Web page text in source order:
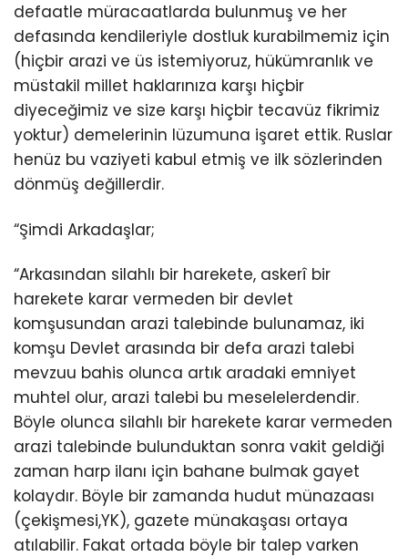
defaatle müracaatlarda bulunmuş ve her
defasında kendileriyle dostluk kurabilmemiz için
(hiçbir arazi ve üs istemiyoruz, hükümranlık ve
müstakil millet haklarınıza karşı hiçbir
diyeceğimiz ve size karşı hiçbir tecavüz fikrimiz
yoktur) demelerinin lüzumuna işaret ettik. Ruslar
henüz bu vaziyeti kabul etmiş ve ilk sözlerinden
dönmüş değillerdir.
“Şimdi Arkadaşlar;
“Arkasından silahlı bir harekete, askerî bir
harekete karar vermeden bir devlet
komşusundan arazi talebinde bulunamaz, iki
komşu Devlet arasında bir defa arazi talebi
mevzuu bahis olunca artık aradaki emniyet
muhtel olur, arazi talebi bu meselelerdendir.
Böyle olunca silahlı bir harekete karar vermeden
arazi talebinde bulunduktan sonra vakit geldiği
zaman harp ilanı için bahane bulmak gayet
kolaydır. Böyle bir zamanda hudut münazaası
(çekişmesi,YK), gazete münakaşası ortaya
atılabilir. Fakat ortada böyle bir talep varken